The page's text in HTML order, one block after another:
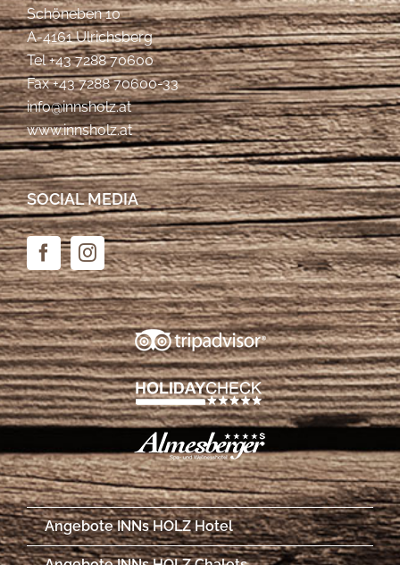
Schöneben 10
A-4161 Ulrichsberg
Tel+43 7288 70600
Fax +43 7288 70600-33
info@innsholz.at
www.innsholz.at
SOCIAL MEDIA
Angebote INNs HOLZ Hotel